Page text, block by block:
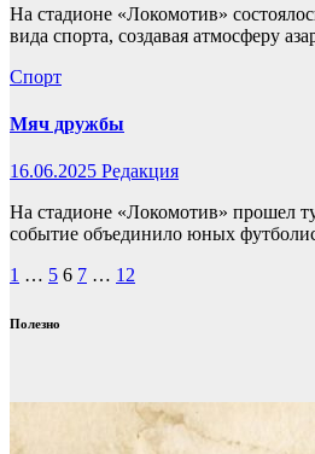
На стадионе «Локомотив»
вида спорта, создавая атмосферу
Спорт
Мяч дружбы
16.06.2025 Редакция
На стадионе «Локомотив» прошел
событие объединило юных
Пагинация
записей
1 … 5 6 7 … 12
Полезно